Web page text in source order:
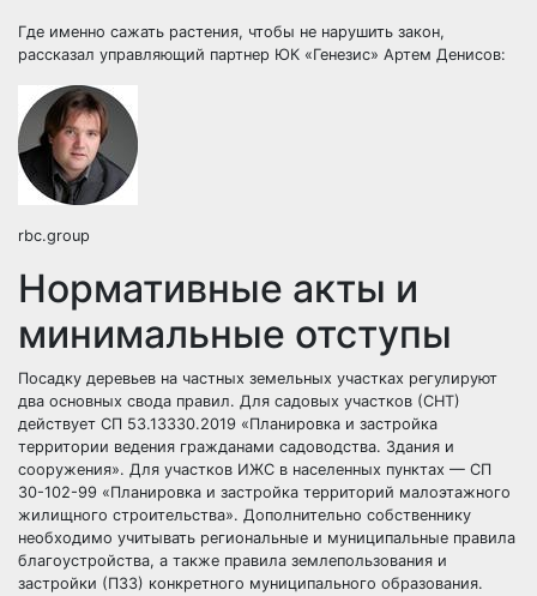
Где именно сажать растения, чтобы не нарушить закон,
рассказал управляющий партнер ЮК «Генезис» Артем Денисов:
rbc.group
Нормативные акты и
минимальные отступы
Посадку деревьев на частных земельных участках регулируют
два основных свода правил. Для садовых участков (СНТ)
действует СП 53.13330.2019 «Планировка и застройка
территории ведения гражданами садоводства. Здания и
сооружения». Для участков ИЖС в населенных пунктах — СП
30-102-99 «Планировка и застройка территорий малоэтажного
жилищного строительства». Дополнительно собственнику
необходимо учитывать региональные и муниципальные правила
благоустройства, а также правила землепользования и
застройки (ПЗЗ) конкретного муниципального образования.